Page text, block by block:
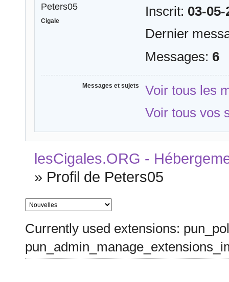
Peters05
Cigale
Inscrit: 03-05-
Dernier
Messages: 6
Messages et sujets
Voir tous les
Voir tous vos
lesCigales.ORG -
» Profil de Peters05
Currently used extensions: